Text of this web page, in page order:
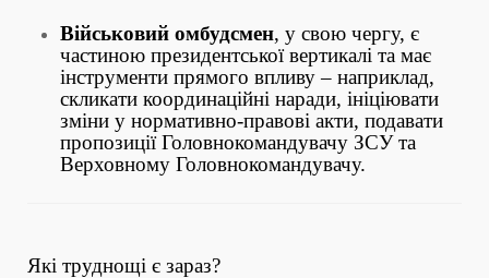
Військовий омбудсмен, у свою чергу, є
частиною президентської вертикалі та має
інструменти прямого впливу – наприклад,
скликати координаційні наради, ініціювати
зміни у нормативно-правові акти, подавати
пропозиції Головнокомандувачу ЗСУ та
Верховному Головнокомандувачу.
Які труднощі є зараз?